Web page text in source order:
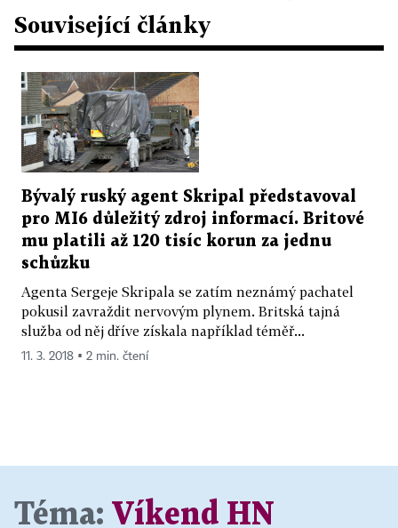
Související články
Bývalý ruský agent Skripal představoval
pro MI6 důležitý zdroj informací. Britové
mu platili až 120 tisíc korun za jednu
schůzku
Agenta Sergeje Skripala se zatím neznámý pachatel
pokusil zavraždit nervovým plynem. Britská tajná
služba od něj dříve získala například téměř...
11. 3. 2018 ▪ 2 min. čtení
Téma: Víkend HN